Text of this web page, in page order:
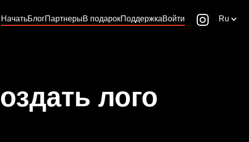
НачатьБлогПартнерыВ подарокПоддержкаВойти Ru
лого